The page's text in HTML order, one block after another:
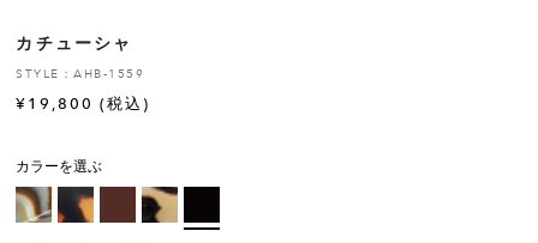
お修理について
カチューシャ
STYLE：AHB-1559
¥ 19,800 (税込)
カラーを選ぶ